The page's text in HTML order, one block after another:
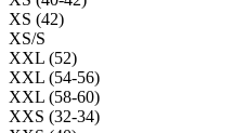
XS (42)
XS/S
XXL (52)
XXL (54-56)
XXL (58-60)
XXS (32-34)